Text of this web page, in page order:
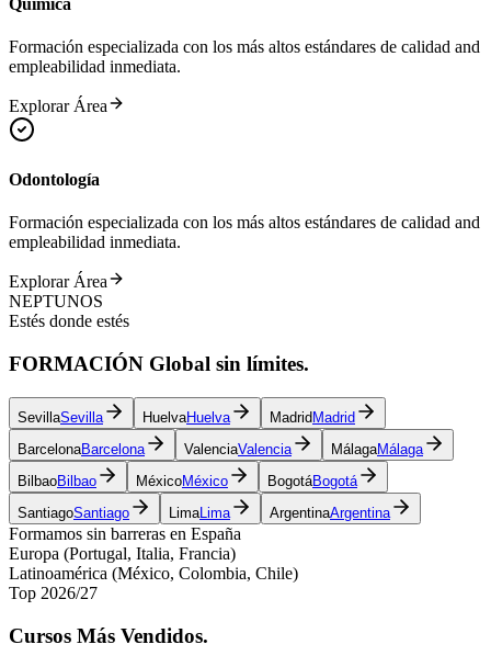
Formación especializada con los más altos estándares de calidad and
empleabilidad inmediata.
Explorar Área
Odontología
Formación especializada con los más altos estándares de calidad and
empleabilidad inmediata.
Explorar Área
NEPTUNOS
Estés donde estés
FORMACIÓN Global sin límites.
SevillaSevilla HuelvaHuelva Madrid Madrid
BarcelonaBarcelona ValenciaValencia MálagaMálaga
BilbaoBilbao MéxicoMéxico BogotáBogotá
SantiagoSantiago Lima Lima ArgentinaArgentina
Formamos sin barreras en España
Europa (Portugal, Italia, Francia)
Latinoamérica (México, Colombia, Chile)
Top 2026/27
Cursos Más Vendidos.